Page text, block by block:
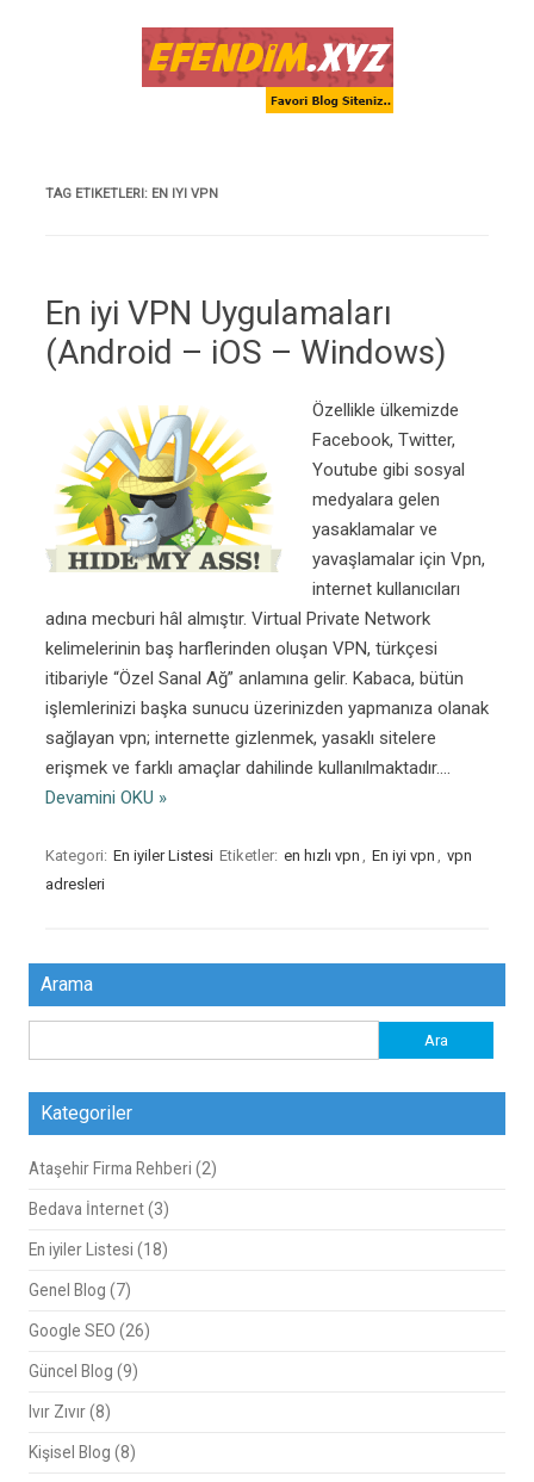
TAG ETIKETLERI: EN IYI VPN
En iyi VPN Uygulamaları
(Android – iOS – Windows)
Özellikle ülkemizde
Facebook, Twitter,
Youtube gibi sosyal
medyalara gelen
yasaklamalar ve
yavaşlamalar için Vpn,
internet kullanıcıları
adına mecburi hâl almıştır. Virtual Private Network
kelimelerinin baş harflerinden oluşan VPN, türkçesi
itibariyle “Özel Sanal Ağ” anlamına gelir. Kabaca, bütün
işlemlerinizi başka sunucu üzerinizden yapmanıza olanak
sağlayan vpn; internette gizlenmek, yasaklı sitelere
erişmek ve farklı amaçlar dahilinde kullanılmaktadır.…
Devamini OKU »
Kategori: En iyiler Listesi Etiketler: en hızlı vpn , En iyi vpn , vpn
adresleri
Arama
Kategoriler
Ataşehir Firma Rehberi (2)
Bedava İnternet(3)
En iyiler Listesi (18)
Genel Blog (7)
Google SEO (26)
Güncel Blog (9)
Ivır Zıvır(8)
Kişisel Blog (8)